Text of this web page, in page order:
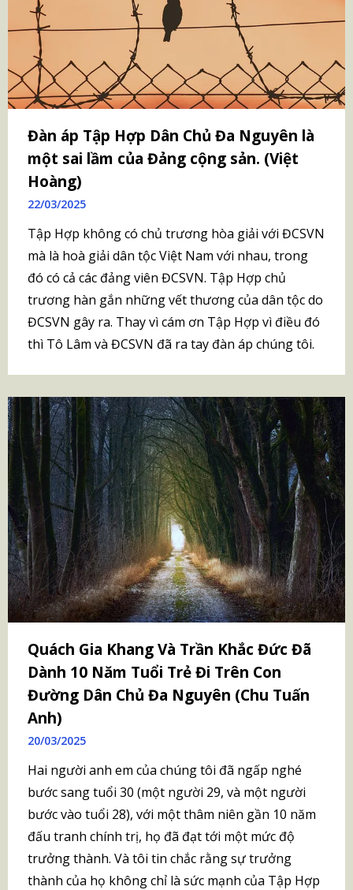
Đàn áp Tập Hợp Dân Chủ Đa Nguyên là
một sai lầm của Đảng cộng sản. (Việt
Hoàng)
22/03/2025
Tập Hợp không có chủ trương hòa giải với ĐCSVN
mà là hoà giải dân tộc Việt Nam với nhau, trong
đó có cả các đảng viên ĐCSVN. Tập Hợp chủ
trương hàn gắn những vết thương của dân tộc do
ĐCSVN gây ra. Thay vì cám ơn Tập Hợp vì điều đó
thì Tô Lâm và ĐCSVN đã ra tay đàn áp chúng tôi.
Quách Gia Khang Và Trần Khắc Đức Đã
Dành 10 Năm Tuổi Trẻ Đi Trên Con
Đường Dân Chủ Đa Nguyên (Chu Tuấn
Anh)
20/03/2025
Hai người anh em của chúng tôi đã ngấp nghé
bước sang tuổi 30 (một người 29, và một người
bước vào tuổi 28), với một thâm niên gần 10 năm
đấu tranh chính trị, họ đã đạt tới một mức độ
trưởng thành. Và tôi tin chắc rằng sự trưởng
thành của họ không chỉ là sức mạnh của Tập Hợp